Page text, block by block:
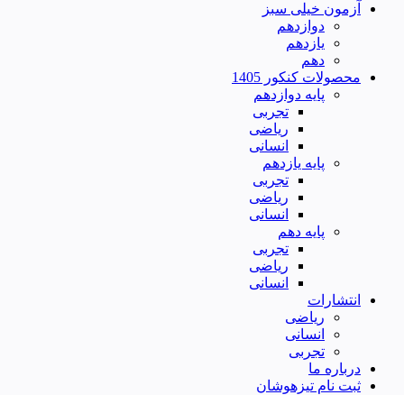
آزمون خیلی سبز
دوازدهم
یازدهم
دهم
محصولات کنکور 1405
پایه دوازدهم
تجربی
ریاضی
انسانی
پایه یازدهم
تجربی
ریاضی
انسانی
پایه دهم
تجربی
ریاضی
انسانی
انتشارات
ریاضی
انسانی
تجربی
درباره ما
ثبت نام تیزهوشان